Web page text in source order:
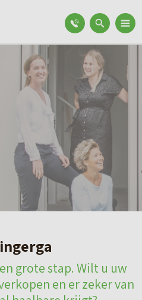
grote stap. Wilt u uw
en er zeker van